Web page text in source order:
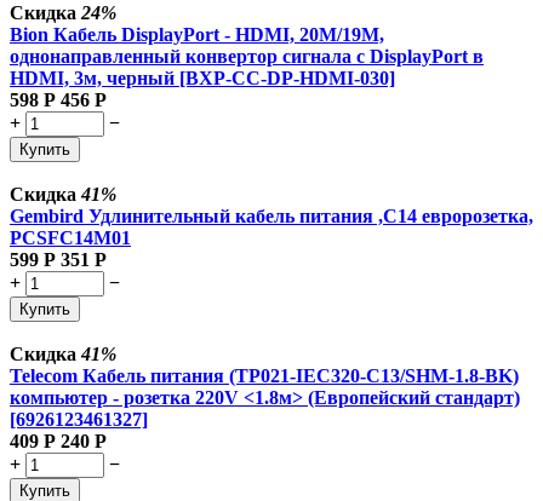
Скидка 24%
Bion Кабель DisplayPort - HDMI, 20M/19M,
однонаправленный конвертор сигнала с DisplayPort в
HDMI, 3м, черный [BXP-CC-DP-HDMI-030]
598 Р 456 Р
+
−
Купить
Скидка41%
Gembird Удлинительный кабель питания ,C14 евророзетка,
PCSFC14M01
599 Р 351 Р
+
−
Купить
Скидка41%
Telecom Кабель питания (TP021-IEC320-C13/SHM-1.8-BK)
компьютер - розетка 220V <1.8м> (Европейский стандарт)
[6926123461327]
409 Р 240 Р
+
−
Купить